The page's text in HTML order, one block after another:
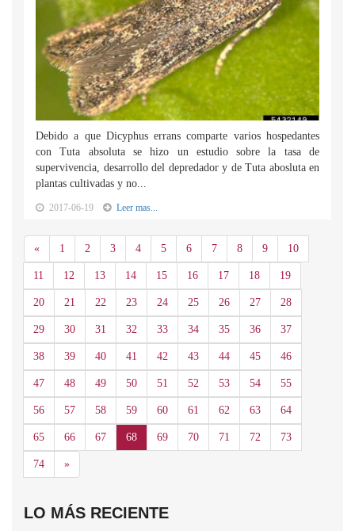
Debido a que Dicyphus errans comparte varios hospedantes
con Tuta absoluta se hizo un estudio sobre la tasa de
supervivencia, desarrollo del depredador y de Tuta abosluta en
plantas cultivadas y no...
2017-06-19 Leer mas...
«Anterior
1 2 3 4 5 6 7 8 9 10
11 12 13 14 15 16 17 18 19
20 21 22 23 24 25 26 27 28
29 30 31 32 33 34 35 36 37
38 39 40 41 42 43 44 45 46
47 48 49 50 51 52 53 54 55
56 57 58 59 60 61 62 63 64
65 66 67 68 69 70 71 72 73
74 »Siguiente
LO MÁS RECIENTE